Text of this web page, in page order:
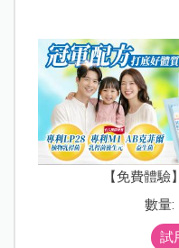
【免費體
數量:
試